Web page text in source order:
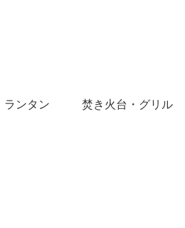
ランタン 焚き火台・グリル